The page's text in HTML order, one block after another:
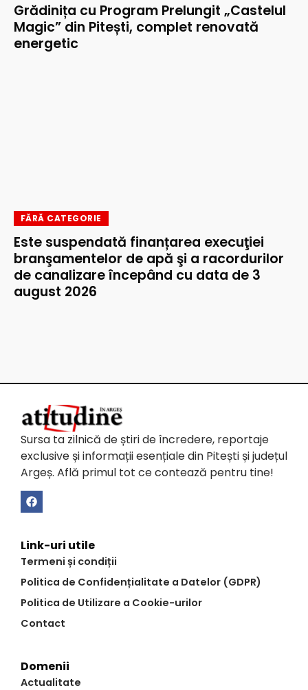
Grădinița cu Program Prelungit „Castelul
Magic” din Pitești, complet renovată
energetic
FĂRĂ CATEGORIE
Este suspendată finanțarea execuţiei
branşamentelor de apă şi a racordurilor
de canalizare începând cu data de 3
august 2026
Sursa ta zilnică de știri de încredere, reportaje
exclusive și informații esențiale din Pitești și județul
Argeș. Află primul tot ce contează pentru tine!
Link-uri utile
Termeni și condiții
Politica de Confidențialitate a Datelor (GDPR)
Politica de Utilizare a Cookie-urilor
Contact
Domenii
Actualitate